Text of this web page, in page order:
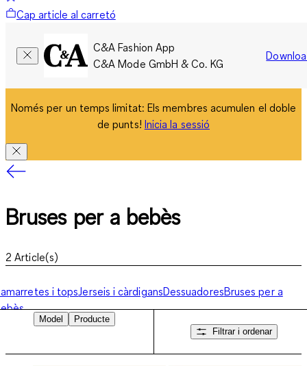
Cap article al carretó
C&A Fashion App
C&A Mode GmbH & Co. KG
Només per un temps limitat: Els membres acumulen el doble
de punts! Inicia la sessió
Bruses per a bebès
2 Article(s)
i tops Jerseis i càrdigansDessuadoresBruses per a
Model
Producte
Filtrar i ordenar